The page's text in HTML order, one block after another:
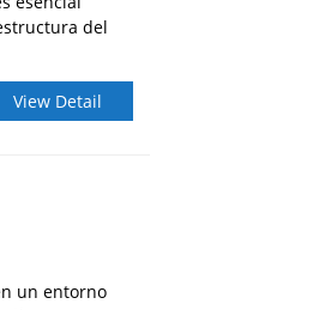
del
View Detail
un entorno